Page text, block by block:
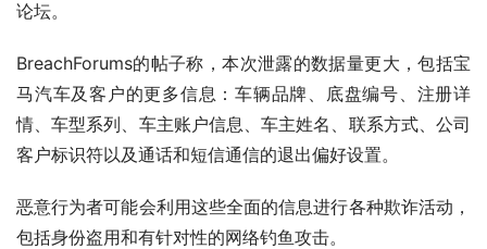
论坛。
BreachForums的帖子称，本次泄露的数据量更大，包括宝
马汽车及客户的更多信息：车辆品牌、底盘编号、注册详
情、车型系列、车主账户信息、车主姓名、联系方式、公司
客户标识符以及通话和短信通信的退出偏好设置。
恶意行为者可能会利用这些全面的信息进行各种欺诈活动，
包括身份盗用和有针对性的网络钓鱼攻击。